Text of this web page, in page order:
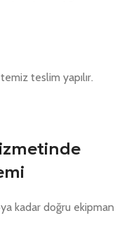
teslim yapılır.
kadar doğru ekipman